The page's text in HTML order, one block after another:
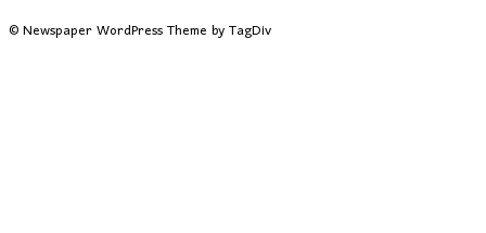
© Newspaper WordPress Theme by TagDiv